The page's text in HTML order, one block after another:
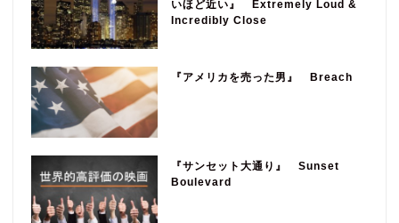
いほど近い』 Extremely Loud &
Incredibly Close
『アメリカを売った男』 Breach
『サンセット大通り』 Sunset
Boulevard